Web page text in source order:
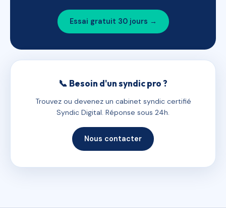
Essai gratuit 30 jours →
📞 Besoin d'un syndic pro ?
Trouvez ou devenez un cabinet syndic certifié
Syndic Digital. Réponse sous 24h.
Nous contacter